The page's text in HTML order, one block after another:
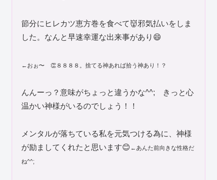
節分にヒレカツ恵方巻を食べて👹邪気払いをしま
した。なんと早速幸運な出来事があり😄
←おぉ〜 👏８８８８。捨てる神あれば拾う神あり！？
んんーっ？意味がちょっと違うかな^^; きっと心
温かい神様がいるのでしょう！！
メンタルが落ちている私を元気つける為に、神様
が励ましてくれたと思います😊 ←あんた前向きな性格だ
ね^^;